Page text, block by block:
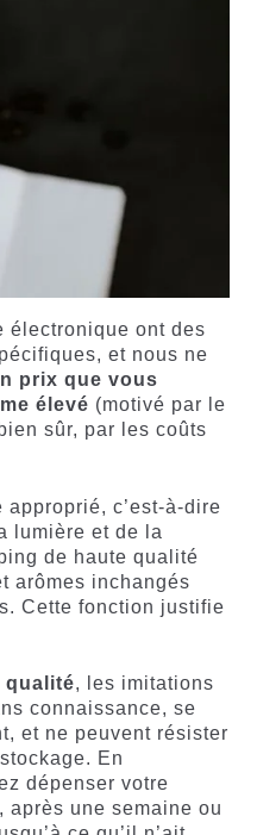
électronique ont des
et nous ne
prix que vous
élevé (motivé par le
sûr, par les coûts
approprié, c’est-à-dire
lumière et de la
de haute qualité
arômes inchangés
Cette fonction justifie
qualité, les imitations
connaissance, se
et ne peuvent résister
En
dépenser votre
après une semaine ou